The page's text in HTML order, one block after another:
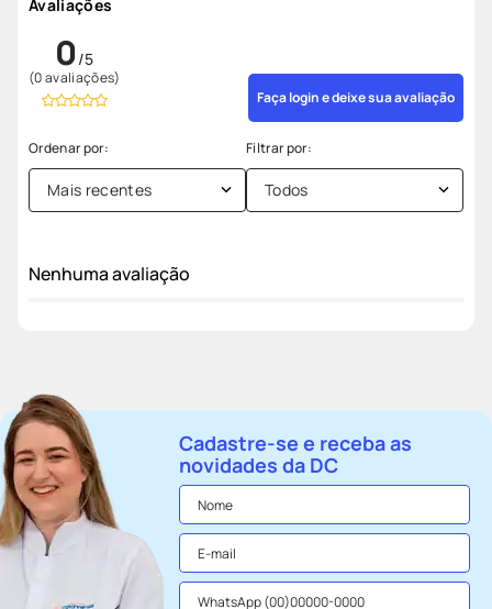
Avaliações
0
(0 avaliações)
Faça login e deixe sua avaliação
Mais recentes Todos
Nenhuma avaliação
Cadastre-se e receba as
novidades da DC